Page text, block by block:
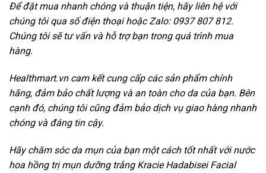
Để đặt mua nhanh chóng và thuận tiện, hãy liên hệ với
chúng tôi qua số điện thoại hoặc Zalo: 0937 807 812.
Chúng tôi sẽ tư vấn và hỗ trợ bạn trong quá trình mua
hàng.
Healthmart.vn cam kết cung cấp các sản phẩm chính
hãng, đảm bảo chất lượng và an toàn cho da của bạn. Bên
cạnh đó, chúng tôi cũng đảm bảo dịch vụ giao hàng nhanh
chóng và đáng tin cậy.
Hãy chăm sóc da mụn của bạn một cách tốt nhất với nước
hoa hồng trị mụn dưỡng trắng Kracie Hadabisei Facial